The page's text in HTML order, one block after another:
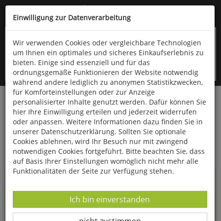
Kompletten Head der Seite überspringen
oder (06766) 9323-960
Startseite Informationen
Uppps...
Sie sind weitergeleitet worden !
haben zu öffnen, gibt es leider nicht mehr in unserem
Einwilligung zur Datenverarbeitung
Wir verwenden Cookies oder vergleichbare Technologien
um Ihnen ein optimales und sicheres Einkaufserlebnis zu
bieten. Einige sind essenziell und für das
ordnungsgemäße Funktionieren der Website notwendig
während andere lediglich zu anonymen Statistikzwecken,
für Komforteinstellungen oder zur Anzeige
personalisierter Inhalte genutzt werden. Dafür können Sie
hier Ihre Einwilligung erteilen und jederzeit widerrufen
oder anpassen. Weitere Informationen dazu finden Sie in
unserer Datenschutzerklärung. Sollten Sie optionale
Cookies ablehnen, wird Ihr Besuch nur mit zwingend
notwendigen Cookies fortgeführt. Bitte beachten Sie, dass
auf Basis Ihrer Einstellungen womöglich nicht mehr alle
Funktionalitäten der Seite zur Verfügung stehen.
Datenverarbeitung -
Ich bin einverstanden